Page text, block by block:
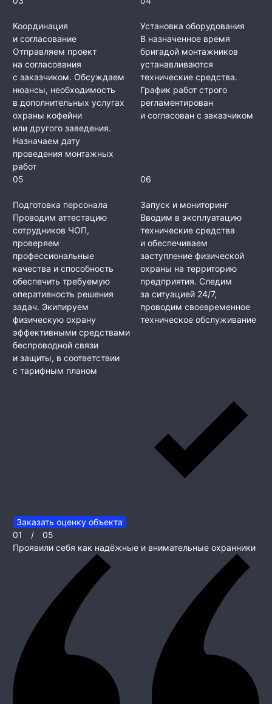
Координация
и согласование
Отправляем проект
на согласования
с заказчиком. Обсуждаем
нюансы, необходимость
в дополнительных услугах
охраны кофейни
или другого заведения.
Назначаем дату
проведения монтажных
работ
Установка оборудования
В назначенное время
бригадой монтажников
устанавливаются
технические средства.
График работ строго
регламентирован
и согласован с заказчиком
05
Подготовка персонала
Проводим аттестацию
сотрудников ЧОП,
проверяем
профессиональные
качества и способность
обеспечить требуемую
оперативность решения
задач. Экипируем
физическую охрану
эффективными средствами
беспроводной связи
и защиты, в соответствии
с тарифным планом
06
Запуск и мониторинг
Вводим в эксплуатацию
технические средства
и обеспечиваем
заступление физической
охраны на территорию
предприятия. Следим
за ситуацией 24/7,
проводим своевременное
техническое обслуживание
Заказать оценку объекта
01
/
05
Проявили себя как надёжные и внимательные охранники